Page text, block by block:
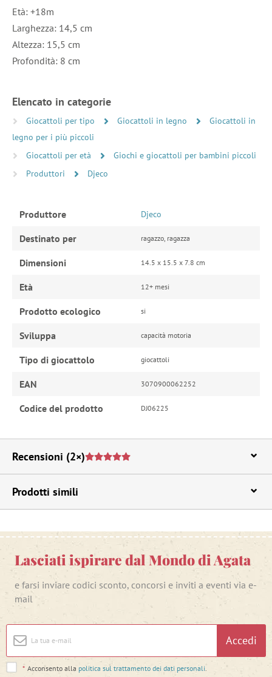
Età: +18m
Larghezza: 14,5 cm
Altezza: 15,5 cm
Profondità: 8 cm
Elencato in categorie
Giocattoli per tipo Giocattoli in legno
Giocattoli in
legno per i più piccoli
Giocattoli per età
Giochi e giocattoli per bambini piccoli
Produttori
Djeco
Produttore Djeco
Destinato per ragazzo, ragazza
Dimensioni 14.5 x 15.5 x 7.8 cm
Età 12+ mesi
Prodotto ecologico si
Sviluppa capacità motoria
Tipo di giocattolo giocattoli
EAN 3070900062252
Codice del prodotto DJ06225
Recensioni (2×)
Prodotti simili
Lasciati ispirare dal Mondo di Agata
e farsi inviare codici sconto, concorsi e inviti a eventi via e-
mail
Accedi
* Acconsento alla politica sul trattamento dei dati personali